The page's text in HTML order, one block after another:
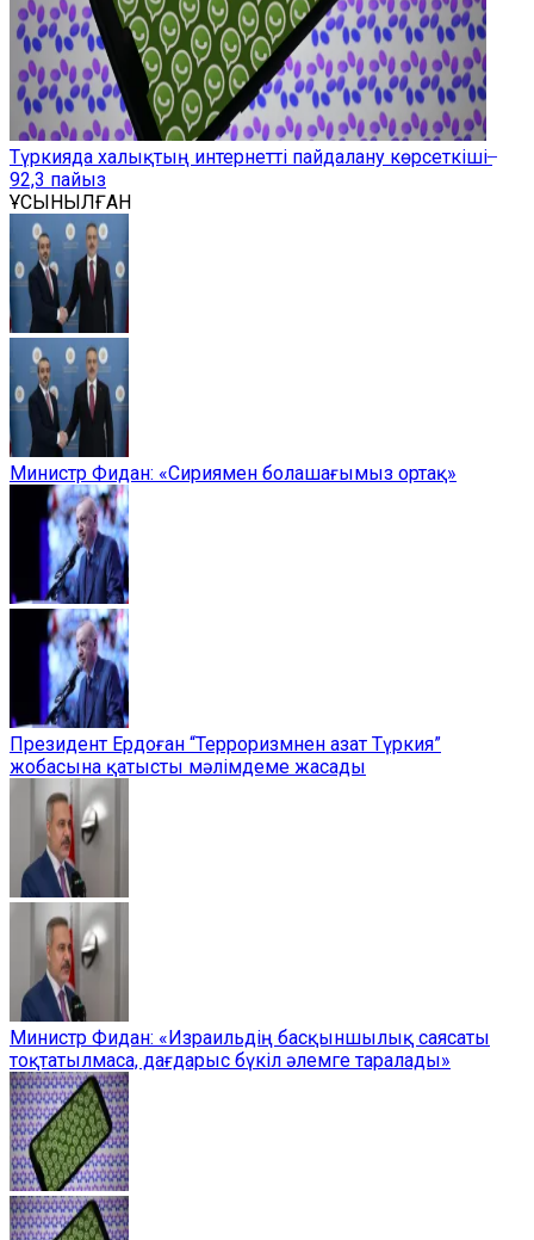
Түркияда халықтың интернетті пайдалану көрсеткіші ̶
92,3 пайыз
ҰСЫНЫЛҒАН
Министр Фидан: «Сириямен болашағымыз ортақ»
Президент Ердоған “Терроризмнен азат Түркия”
жобасына қатысты мәлімдеме жасады
Министр Фидан: «Израильдің басқыншылық саясаты
тоқтатылмаса, дағдарыс бүкіл әлемге таралады»